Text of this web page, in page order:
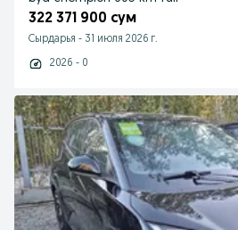
322 371 900 сум
Сырдарья - 31 июля 2026 г.
2026 - 0